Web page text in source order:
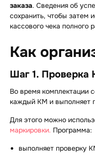
заказа. Сведения об
сохранить, чтобы затем
кассового чека полного
Как
Шаг 1. Проверка
Во время комплектации
каждый КМ и выполняет
Для этого можно
маркировки. Программа:
выполняет проверку